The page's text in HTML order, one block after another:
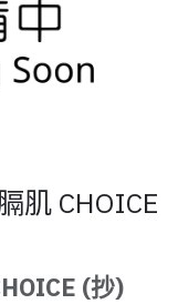
肌 CHOICE
(抄)